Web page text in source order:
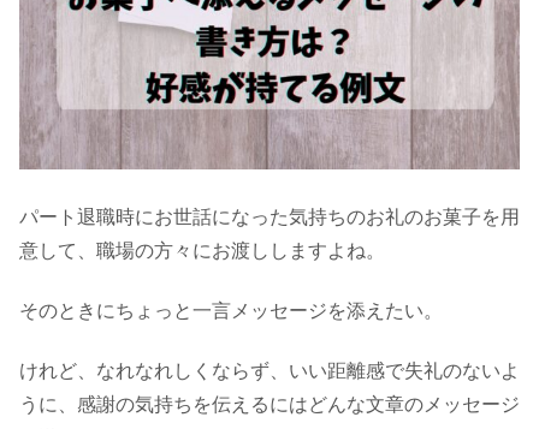
パート退職時にお世話になった気持ちのお礼のお菓子を用
意して、職場の方々にお渡ししますよね。
そのときにちょっと一言メッセージを添えたい。
けれど、なれなれしくならず、いい距離感で失礼のないよ
うに、感謝の気持ちを伝えるにはどんな文章のメッセージ